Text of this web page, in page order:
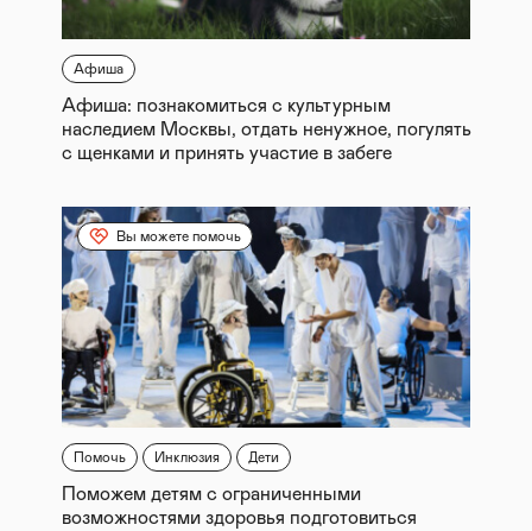
Афиша
Афиша: познакомиться с культурным
наследием Москвы, отдать ненужное, погулять
с щенками и принять участие в забеге
Вы можете помочь
Помочь Инклюзия Дети
Поможем детям с ограниченными
возможностями здоровья подготовиться